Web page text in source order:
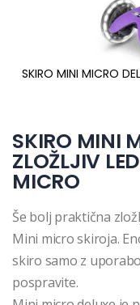
SKIRO MINI MICRO
na
začetek
galerije
slik
SKIRO MINI
ZLOŽLJIV
MICRO
Še bolj praktična
Mini micro skiroja.
skiro samo z
pospravite.